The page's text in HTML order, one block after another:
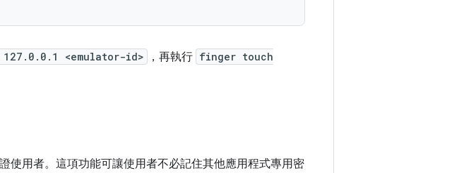
<emulator-id> ，再執行 finger touch
使用者。這項功能可讓使用者不必記住其他應用程式專用密